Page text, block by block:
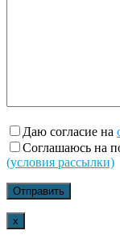
Даю согласие на
Соглашаюсь на
(условия рассылки)
x